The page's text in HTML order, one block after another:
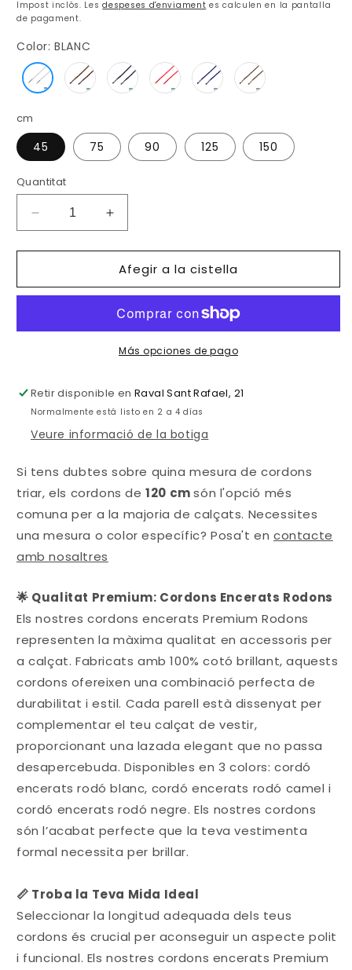
Impost inclòs. Lesdespeses d'enviament es calculen en la pantalla
de pagament.
Color: BLANC
cm
45 75 90 125 150
Quantitat
Reduir
quantitat
per
CORDONS
RODONS
Augmentar
quantitat
per
CORDONS
PREMIUM
RODONS
Afegir a la cistella
Más opciones de pago
Retir disponible en Raval Sant Rafael, 21
Normalmente está listo en 2 a 4 días
Veure informació de la botiga
Si tens dubtes sobre quina mesura de cordons
triar, els cordons de120 cmsón l'opció més
comuna per a la majoria de calçats. Necessites
una mesura o color específic? Posa't encontacte
amb nosaltres
🌟 Qualitat Premium: Cordons Encerats Rodons
Els nostres cordons encerats Premium Rodons
representen la màxima qualitat en accessoris per
a calçat. Fabricats amb 100% cotó brillant, aquests
cordons ofereixen una combinació perfecta de
durabilitat i estil. Cada parell està dissenyat per
complementar el teu calçat de vestir,
proporcionant una lazada elegant que no passa
desapercebuda. Disponibles en 3 colors: cordó
encerats rodó blanc, cordó encerats rodó camel i
cordó encerats rodó negre. Els nostres cordons
són l’acabat perfecte que la teva vestimenta
formal necessita per brillar.
📏 Troba la Teva Mida Ideal
Seleccionar la longitud adequada dels teus
cordons és crucial per aconseguir un aspecte polit
i funcional. Els nostres cordons encerats Premium